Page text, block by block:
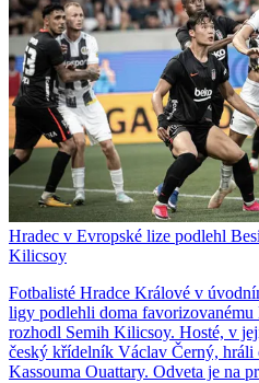
Hradec v Evropské lize podlehl
Kilicsoy
Fotbalisté Hradce Králové v
ligy podlehli doma
rozhodl Semih Kilicsoy. Hosté, v
český křídelník Václav Černý,
Kassouma Ouattary. Odveta je na